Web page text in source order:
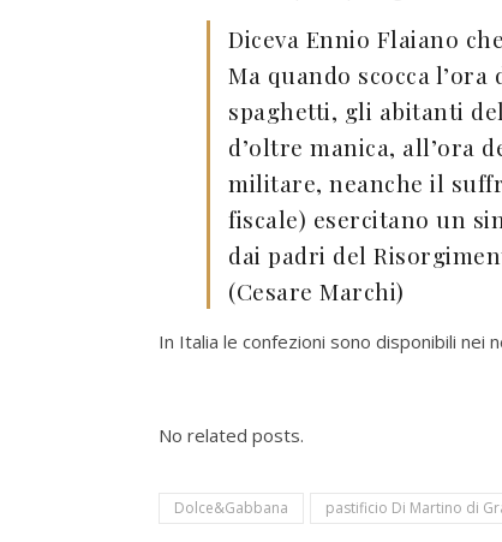
Diceva Ennio Flaiano
Ma quando scocca
spaghetti, gli abitanti
d’oltre manica, all’ora
militare, neanche il
fiscale) esercitano un
dai padri del
(Cesare Marchi)
In Italia le confezioni sono disponibili nei
No related posts.
Dolce&Gabbana pastificio Di Martino di